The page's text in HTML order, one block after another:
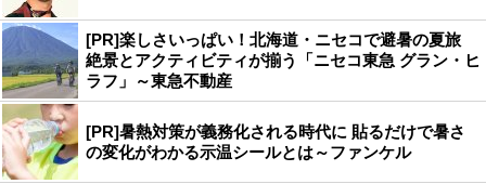
[PR]楽しさいっぱい！北海道・ニセコで避暑の夏旅
絶景とアクティビティが揃う「ニセコ東急 グラン・ヒ
ラフ」～東急不動産
[PR]暑熱対策が義務化される時代に 貼るだけで暑さ
の変化がわかる示温シールとは～ファンケル